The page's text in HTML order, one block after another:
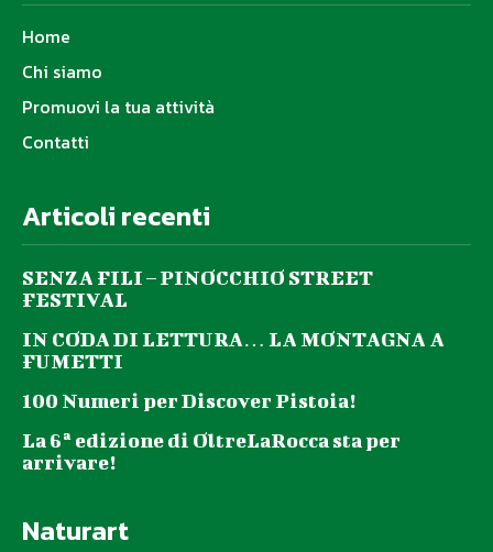
Home
Chi siamo
Promuovi la tua attività
Contatti
Articoli recenti
SENZA FILI – PINOCCHIO STREET
FESTIVAL
IN CODA DI LETTURA… LA MONTAGNA A
FUMETTI
100 Numeri per Discover Pistoia!
La 6ª edizione di OltreLaRocca sta per
arrivare!
Naturart